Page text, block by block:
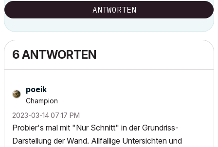
ANTWORTEN
6 ANTWORTEN
poeik
Champion
‎2023-03-1407:17 PM
Probier's mal mit "Nur Schnitt" in der Grundriss-
Darstellung der Wand. Allfällige Untersichten und